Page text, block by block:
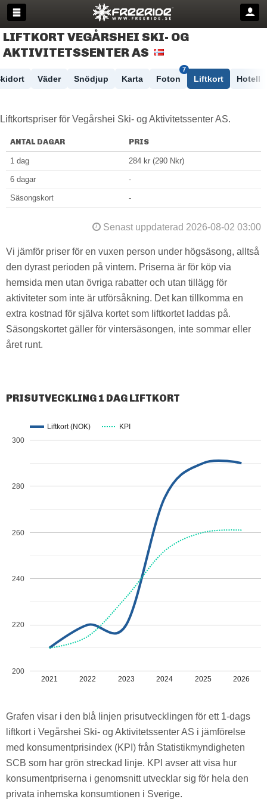
LIFTKORT VEGÅRSHEI SKI- OG
AKTIVITETSSENTER AS
Väder Snödjup Karta Foton
7
Liftkort Hotell
Liftkortspriser för Vegårshei Ski- og Aktivitetssenter AS.
ANTAL DAGAR PRIS
1 dag 284 kr (290 Nkr)
6 dagar -
Säsongskort -
Senast uppdaterad 2026-08-02 03:00
Vi jämför priser för en vuxen person under högsäsong, alltså
den dyrast perioden på vintern. Priserna är för köp via
hemsida men utan övriga rabatter och utan tillägg för
aktiviteter som inte är utförsåkning. Det kan tillkomma en
extra kostnad för själva kortet som liftkortet laddas på.
Säsongskortet gäller för vintersäsongen, inte sommar eller
året runt.
PRISUTVECKLING 1 DAG LIFTKORT
Liftkort (NOK) KPI
2021 2022 2023 2024 2025 2026
200
220
240
260
280
300
Grafen visar i den blå linjen prisutvecklingen för ett 1-dags
liftkort i Vegårshei Ski- og Aktivitetssenter AS i jämförelse
med konsumentprisindex (KPI) från Statistikmyndigheten
SCB som har grön streckad linje. KPI avser att visa hur
konsumentpriserna i genomsnitt utvecklar sig för hela den
privata inhemska konsumtionen i Sverige.